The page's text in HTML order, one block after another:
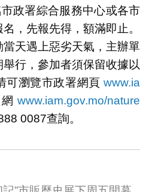
政署綜合服務中心或各市
，先報先得，額滿即止。
天遇上惡劣天氣，主辦單
行，參加者須保留收據以
可瀏覽市政署網頁www.ia
網www.iam.gov.mo/nature
0087查詢。